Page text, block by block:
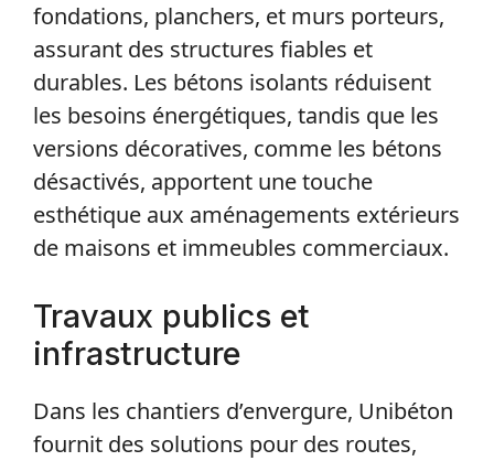
fondations, planchers, et murs porteurs,
assurant des structures fiables et
durables. Les bétons isolants réduisent
les besoins énergétiques, tandis que les
versions décoratives, comme les bétons
désactivés, apportent une touche
esthétique aux aménagements extérieurs
de maisons et immeubles commerciaux.
Travaux publics et
infrastructure
Dans les chantiers d’envergure, Unibéton
fournit des solutions pour des routes,